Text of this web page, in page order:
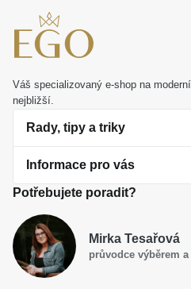
Váš specializovaný e-shop na
nejbližší.
Rady, tipy a triky
O perlách
Jak vybrat perlový šperk
Dárková inspirace
Smaltované a korálkové šperky jako
Informace pro vás
Obchodní podmínky
Reklamační řád
Potřebujete poradit?
Mirka Tesařová
průvodce výběrem a